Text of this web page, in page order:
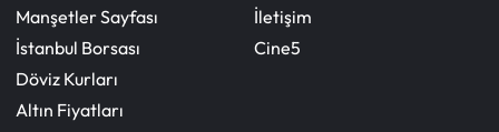
Manşetler Sayfası
İstanbul Borsası
Döviz Kurları
Altın Fiyatları
İletişim
Cine5